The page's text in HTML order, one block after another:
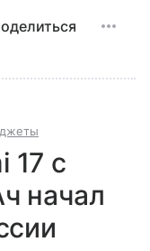
17 с
начал